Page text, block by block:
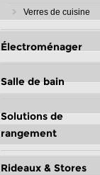
Verres de cuisine
Électroménager
Salle de bain
Solutions de
rangement
Rideaux & Stores